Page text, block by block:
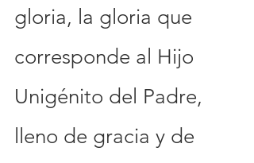
gloria, la gloria que
corresponde al Hijo
Unigénito del Padre,
lleno de gracia y de